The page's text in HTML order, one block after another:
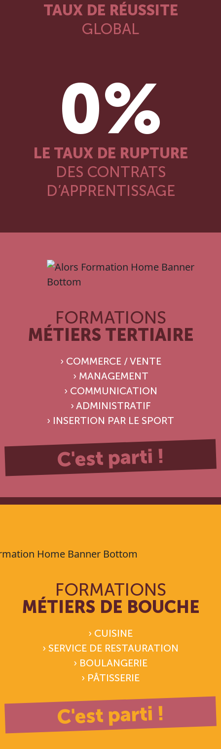
TAUX DE RÉUSSITE
GLOBAL
0%
LE TAUX DE RUPTURE
DES CONTRATS
D’APPRENTISSAGE
FORMATIONS
MÉTIERS TERTIAIRE
› COMMERCE / VENTE
› MANAGEMENT
› COMMUNICATION
› ADMINISTRATIF
› INSERTION PAR LE SPORT
C'est parti !
FORMATIONS
MÉTIERS DE BOUCHE
› CUISINE
› SERVICE DE RESTAURATION
› BOULANGERIE
› PÂTISSERIE
C'est parti !